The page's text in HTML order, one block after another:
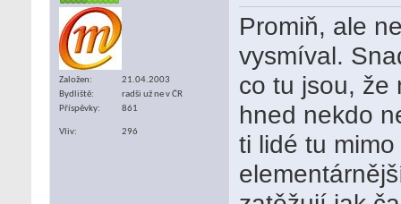
Založen
21.04.2003
Bydliště
radši už ne v ČR
Příspěvky
861
Vliv 296
Promiň, ale
vysmíval.
co tu jsou, že
hned nekdo
ti lidé tu